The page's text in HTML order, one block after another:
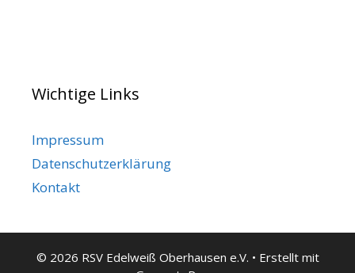
Wichtige Links
Impressum
Datenschutzerklärung
Kontakt
© 2026 RSV Edelweiß Oberhausen e.V. • Erstellt mit